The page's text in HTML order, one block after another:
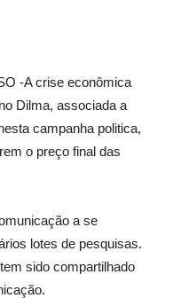
-A crise econômica
Dilma, associada a
campanha politica,
o preço final das
a se
lotes de pesquisas.
sido compartilhado